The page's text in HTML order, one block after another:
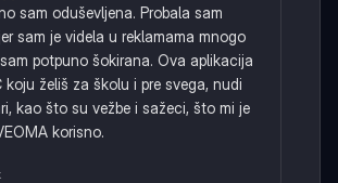
sam oduševljena. Probala sam
sam je videla u reklamama mnogo
potpuno šokirana. Ova aplikacija
koju želiš za školu i pre svega, nudi
kao što su vežbe i sažeci, što mi je
korisno.